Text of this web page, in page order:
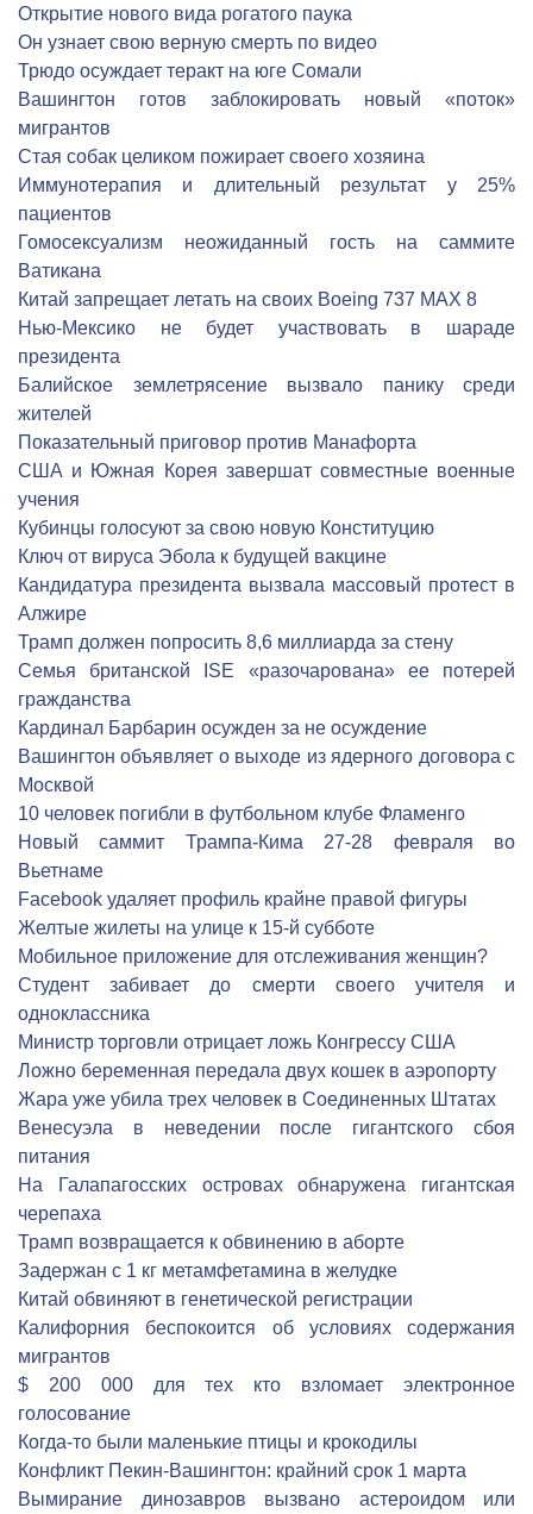
Открытие нового вида рогатого паука
Он узнает свою верную смерть по видео
Трюдо осуждает теракт на юге Сомали
Вашингтон готов заблокировать новый «поток»
мигрантов
Стая собак целиком пожирает своего хозяина
Иммунотерапия и длительный результат у 25%
пациентов
Гомосексуализм неожиданный гость на саммите
Ватикана
Китай запрещает летать на своих Boeing 737 MAX 8
Нью-Мексико не будет участвовать в шараде
президента
Балийское землетрясение вызвало панику среди
жителей
Показательный приговор против Манафорта
США и Южная Корея завершат совместные военные
учения
Кубинцы голосуют за свою новую Конституцию
Ключ от вируса Эбола к будущей вакцине
Кандидатура президента вызвала массовый протест в
Алжире
Трамп должен попросить 8,6 миллиарда за стену
Семья британской ISE «разочарована» ее потерей
гражданства
Кардинал Барбарин осужден за не осуждение
Вашингтон объявляет о выходе из ядерного договора с
Москвой
10 человек погибли в футбольном клубе Фламенго
Новый саммит Трампа-Кима 27-28 февраля во
Вьетнаме
Facebook удаляет профиль крайне правой фигуры
Желтые жилеты на улице к 15-й субботе
Мобильное приложение для отслеживания женщин?
Студент забивает до смерти своего учителя и
одноклассника
Министр торговли отрицает ложь Конгрессу США
Ложно беременная передала двух кошек в аэропорту
Жара уже убила трех человек в Соединенных Штатах
Венесуэла в неведении после гигантского сбоя
питания
На Галапагосских островах обнаружена гигантская
черепаха
Трамп возвращается к обвинению в аборте
Задержан с 1 кг метамфетамина в желудке
Китай обвиняют в генетической регистрации
Калифорния беспокоится об условиях содержания
мигрантов
$ 200 000 для тех кто взломает электронное
голосование
Когда-то были маленькие птицы и крокодилы
Конфликт Пекин-Вашингтон: крайний срок 1 марта
Вымирание динозавров вызвано астероидом или